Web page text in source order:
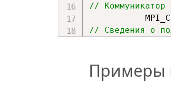
// Коммуникатор
// Сведения о
);
Примеры